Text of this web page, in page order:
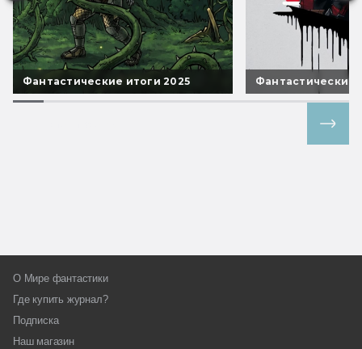
Фантастические итоги 2025 Фантастические
О Мире фантастики
Где купить журнал?
Подписка
Наш магазин